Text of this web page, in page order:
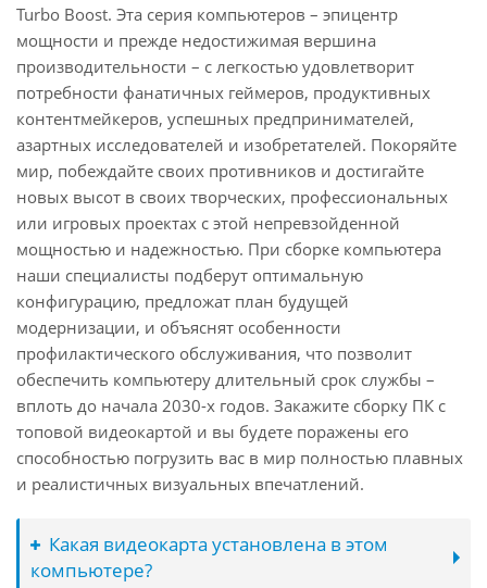
Turbo Boost. Эта серия компьютеров – эпицентр
мощности и прежде недостижимая вершина
производительности – с легкостью удовлетворит
потребности фанатичных геймеров, продуктивных
контентмейкеров, успешных предпринимателей,
азартных исследователей и изобретателей. Покоряйте
мир, побеждайте своих противников и достигайте
новых высот в своих творческих, профессиональных
или игровых проектах с этой непревзойденной
мощностью и надежностью. При сборке компьютера
наши специалисты подберут оптимальную
конфигурацию, предложат план будущей
модернизации, и объяснят особенности
профилактического обслуживания, что позволит
обеспечить компьютеру длительный срок службы –
вплоть до начала 2030-х годов. Закажите сборку ПК с
топовой видеокартой и вы будете поражены его
способностью погрузить вас в мир полностью плавных
и реалистичных визуальных впечатлений.
Какая видеокарта установлена в этом
компьютере?